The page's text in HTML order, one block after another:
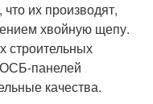
их производят,
хвойную щепу.
строительных
панелей
качества.